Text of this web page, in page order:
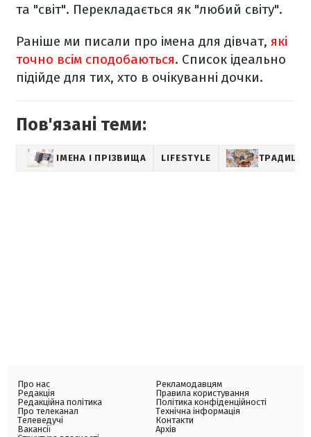
та "світ". Перекладається як "любий світу".
Раніше ми писали про імена для дівчат, які
точно всім сподобаються. Список ідеально
підійде для тих, хто в очікуванні дочки.
Пов'язані теми:
ІМЕНА І ПРІЗВИЩА LIFESTYLE ТРАДИЦІЇ
Про нас
Редакція
Редакційна політика
Про телеканал
Телеведучі
Вакансії
Рекламодавцям
Правила користування
Політика конфіденційності
Технічна інформація
Контакти
Архів